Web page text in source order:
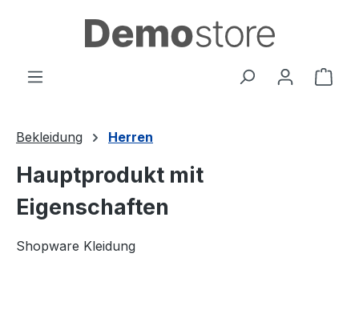
Bekleidung Herren
Hauptprodukt mit
Eigenschaften
Shopware Kleidung